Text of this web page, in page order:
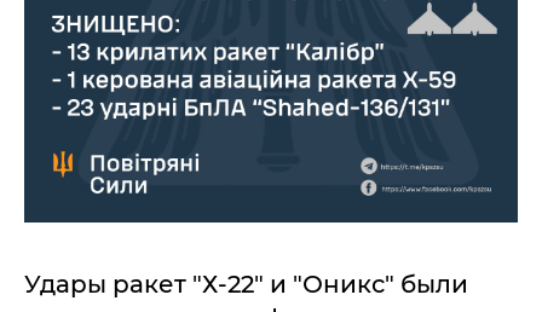
Удары ракет "Х-22" и "Оникс" были